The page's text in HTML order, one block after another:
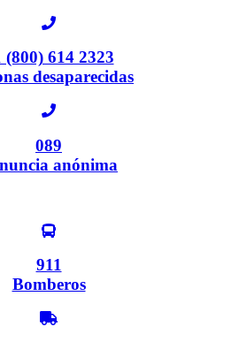
(800) 614 2323
desaparecidas
089
anónima
911
Bomberos